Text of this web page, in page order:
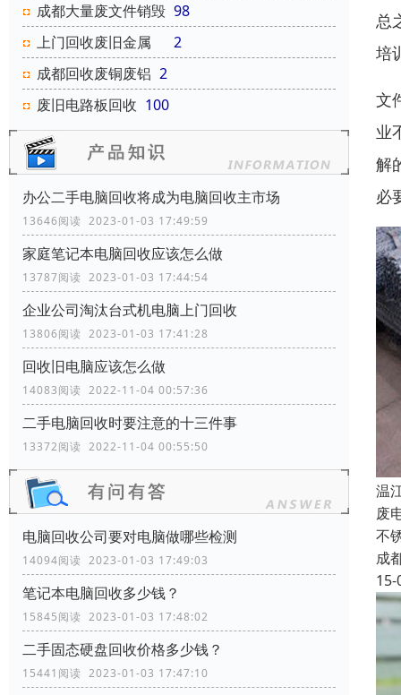
成都大量废文件销毁 98
上门回收废旧金属
2
成都回收废铜废铝 2
废旧电路板回收 100
办公二手电脑回收将成为电脑回收主市场
13646阅读 2023-01-03 17:49:59
家庭笔记本电脑回收应该怎么做
13787阅读 2023-01-03 17:44:54
企业公司淘汰台式机电脑上门回收
13806阅读 2023-01-03 17:41:28
回收旧电脑应该怎么做
14083阅读 2022-11-04 00:57:36
二手电脑回收时要注意的十三件事
13372阅读 2022-11-04 00:55:50
电脑回收公司要对电脑做哪些检测
14094阅读 2023-01-03 17:49:03
笔记本电脑回收多少钱？
15845阅读 2023-01-03 17:48:02
二手固态硬盘回收价格多少钱？
15441阅读 2023-01-03 17:47:10
总
培
文
业
解
必
温
废
不
成
15-